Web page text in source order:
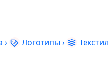
› Логотипы ›